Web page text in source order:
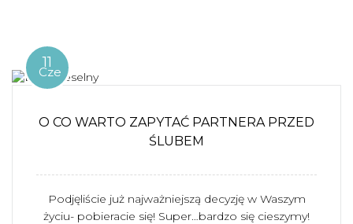
11
Cze
O CO WARTO ZAPYTAĆ PARTNERA PRZED
ŚLUBEM
Podjęliście już najważniejszą decyzję w Waszym
życiu- pobieracie się! Super…bardzo się cieszymy!